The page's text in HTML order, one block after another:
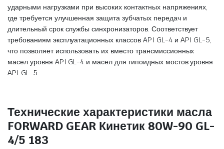
ударными нагрузками при высоких контактных напряжениях,
где требуется улучшенная защита зубчатых передач и
длительный срок службы синхронизаторов. Соответствует
требованиям эксплуатационных классов API GL-4 и API GL-5,
что позволяет использовать их вместо трансмиссионных
масел уровня API GL-4 и масел для гипоидных мостов уровня
API GL-5.
Технические характеристики масла
FORWARD GEAR Кинетик 80W-90 GL-
4/5 183